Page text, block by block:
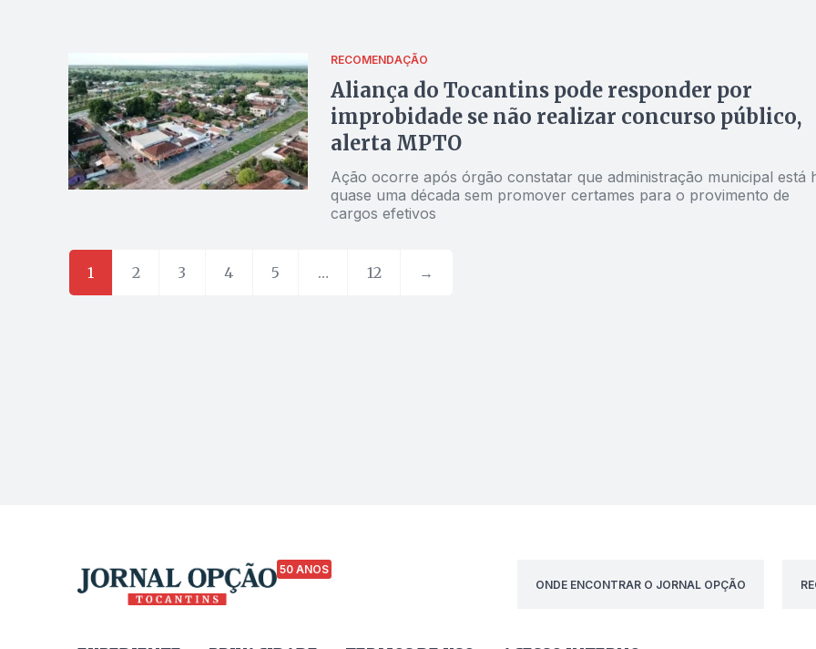
RECOMENDAÇÃO
Aliança do Tocantins pode responder por
improbidade se não realizar concurso público,
alerta MPTO
Ação ocorre após órgão constatar que administração municipal está
quase uma década sem promover certames para o provimento de
cargos efetivos
1 2 3 4 5 … 12 →
50 ANOS
ONDE ENCONTRAR O JORNAL OPÇÃO